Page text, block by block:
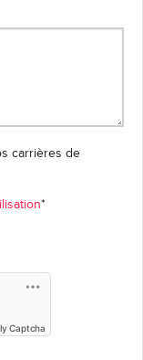
carrières de
*
Captcha